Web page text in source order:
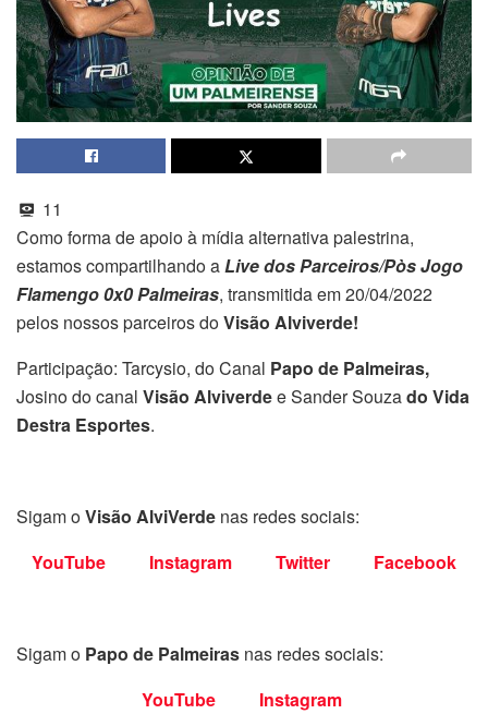
11
Como forma de apoio à mídia alternativa palestrina,
estamos compartilhando aLive dos Parceiros/Pòs Jogo
Flamengo 0x0 Palmeiras, transmitida em 20/04/2022
pelos nossos parceiros doVisão Alviverde!
Participação: Tarcysio, do Canal Papo de Palmeiras,
Josino do canal Visão Alviverdee Sander Souzado Vida
Destra Esportes.
Sigam oVisão AlviVerde nas redes sociais:
YouTube
Instagram Twitter Facebook
Sigam o Papo de Palmeiras nas redes sociais:
YouTube
Instagram